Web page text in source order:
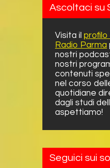
Ascoltaci su
Visita il profilo
Radio Parma
nostri
nostri
contenuti
nel corso
quotidiane
dagli studi
aspettiamo!
Seguici sui